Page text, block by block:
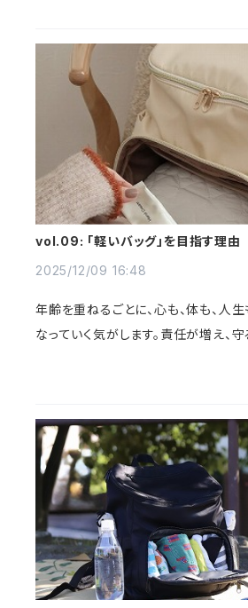
vol.09: 「軽いバッグ」を目指す理由
2025/12/09 16:48
年齢を重ねるごとに、心も、体も、人生
なっていく気がします。責任が増え、